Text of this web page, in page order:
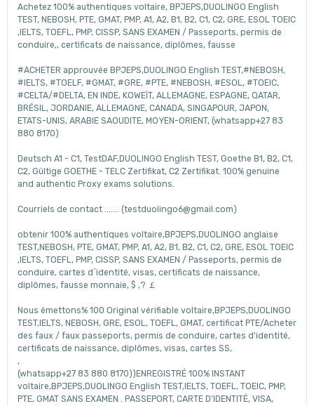
Achetez 100% authentiques voltaire, BPJEPS,DUOLINGO English
TEST, NEBOSH, PTE, GMAT, PMP, A1, A2, B1, B2, C1, C2, GRE, ESOL TOEIC
,IELTS, TOEFL, PMP, CISSP, SANS EXAMEN / Passeports, permis de
conduire,, certificats de naissance, diplômes, fausse
#ACHETER approuvée BPJEPS,DUOLINGO English TEST,#NEBOSH,
#IELTS, #TOELF, #GMAT, #GRE, #PTE, #NEBOSH, #ESOL, #TOEIC,
#CELTA/#DELTA, EN INDE, KOWEÏT, ALLEMAGNE, ESPAGNE, QATAR,
BRÉSIL, JORDANIE, ALLEMAGNE, CANADA, SINGAPOUR, JAPON,
ETATS-UNIS, ARABIE SAOUDITE, MOYEN-ORIENT, (whatsapp+27 83
880 8170)
Deutsch A1 - C1, TestDAF,DUOLINGO English TEST, Goethe B1, B2, C1,
C2, Gültige GOETHE - TELC Zertifikat, C2 Zertifikat. 100% genuine
and authentic Proxy exams solutions.
Courriels de contact ....... (testduolingo6@gmail.com)
obtenir 100% authentiques voltaire,BPJEPS,DUOLINGO anglaise
TEST,NEBOSH, PTE, GMAT, PMP, A1, A2, B1, B2, C1, C2, GRE, ESOL TOEIC
,IELTS, TOEFL, PMP, CISSP, SANS EXAMEN / Passeports, permis de
conduire, cartes d´identité, visas, certificats de naissance,
diplômes, fausse monnaie, $ ,? ￡
Nous émettons% 100 Original vérifiable voltaire,BPJEPS,DUOLINGO
TEST,IELTS, NEBOSH, GRE, ESOL, TOEFL, GMAT, certificat PTE/Acheter
des faux / faux passeports, permis de conduire, cartes d'identité,
certificats de naissance, diplômes, visas, cartes SS,
,
(whatsapp+27 83 880 8170))ENREGISTRÉ 100% INSTANT
voltaire,BPJEPS,DUOLINGO English TEST,IELTS, TOEFL, TOEIC, PMP,
PTE, GMAT SANS EXAMEN . PASSEPORT, CARTE D'IDENTITÉ, VISA,